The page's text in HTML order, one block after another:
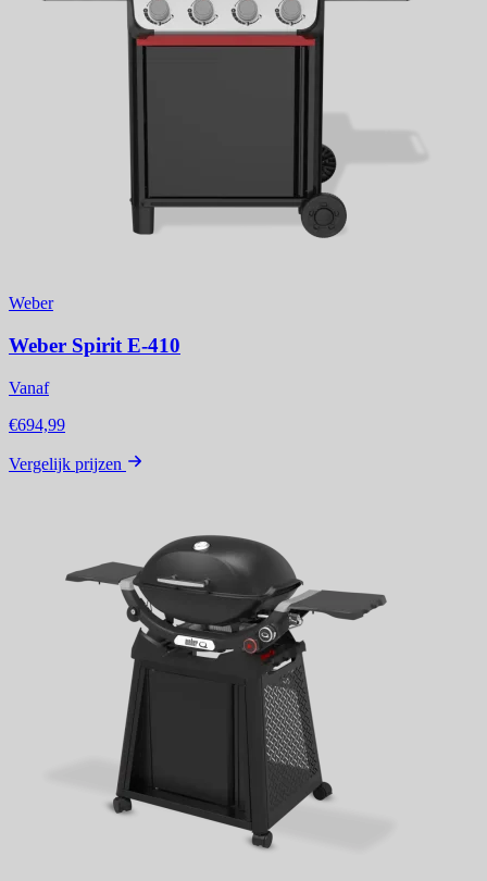
Weber
Weber Spirit E-410
Vanaf
€694,99
Vergelijk prijzen